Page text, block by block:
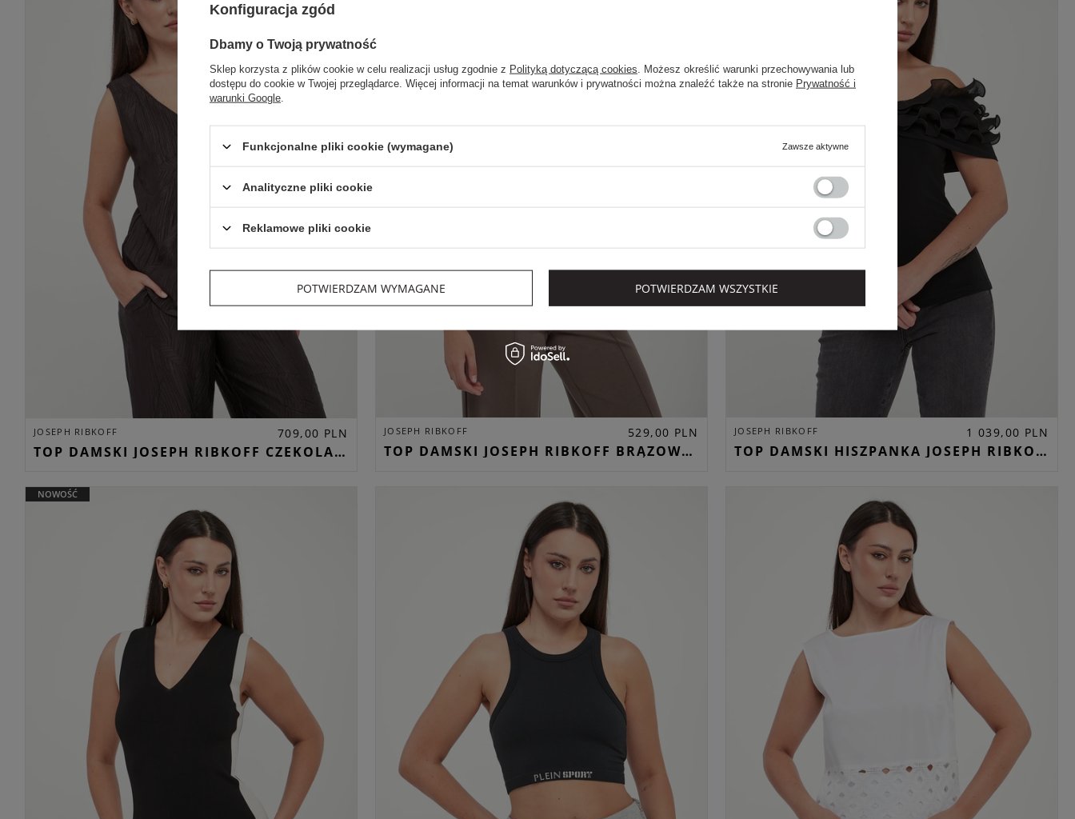
JOSEPH RIBKOFF 709,00 PLN
TOP DAMSKI JOSEPH RIBKOFF CZEKOLADOWY REGULAR
JOSEPH RIBKOFF 529,00 PLN
TOP DAMSKI JOSEPH RIBKOFF BRĄZOWY REGULAR
JOSEPH RIBKOFF 1 039,00 PLN
TOP DAMSKI HISZPANKA JOSEPH RIBKOFF CZARNY REGULAR
NOWOŚĆ
Konfiguracja zgód
Dbamy o Twoją prywatność
Sklep korzysta z plików cookie w celu realizacji usług zgodnie z Polityką dotyczącą cookies . Możesz określić warunki przechowywania lub
dostępu do cookie w Twojej przeglądarce. Więcej informacji na temat warunków i prywatności można znaleźć także na stronie Prywatność i
warunki Google
Funkcjonalne pliki cookie (wymagane) Zawsze aktywne
Analityczne pliki cookie
Reklamowe pliki cookie
POTWIERDZAM WYMAGANE POTWIERDZAM WSZYSTKIE